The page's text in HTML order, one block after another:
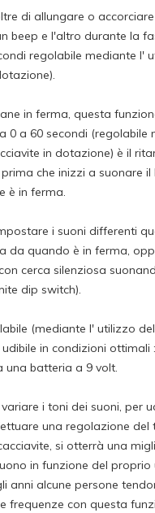
di allungare o
beep e l'altro durante la
regolabile mediante l'
in ferma, questa
0 a 60 secondi (regolabile
in dotazione) è il
che inizzi a suonare il
è in ferma.
i suoni differenti
da quando è in ferma,
cerca silenziosa
dip switch).
(mediante l' utilizzo
in condizioni ottimali
una batteria a 9 volt.
i toni dei suoni, per
una regolazione del
si otterrà una
in funzione del proprio
anni alcune persone
frequenze con questa